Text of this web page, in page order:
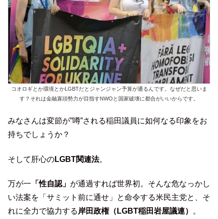
コオロギとか環境とかLGBTだとジャンジャン予算が通るんです。なぜだと思いま
す？それは金融寡頭勢力が目指すNWOと国家破壊に都合がいいからです。
みなさんは変節が”噂”される稲田議員に如何なる印象をお
持ちでしょうか？
そして肝心のLGBT関連法。
万が一 「性自認」 が通過すれば世界初。そんな危なっかし
い法案を「サミット前に通せ」と命令する米民主党と、そ
れに全力で協力する 岸田政権（LGBT稲田岩屋議連） 。